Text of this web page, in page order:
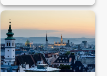
Ταξίδι στην Βιέννη (Αγίου
Βαλεντίνου) → 5 ημέρες
από 172€, αεροπορικά
και διαμονή